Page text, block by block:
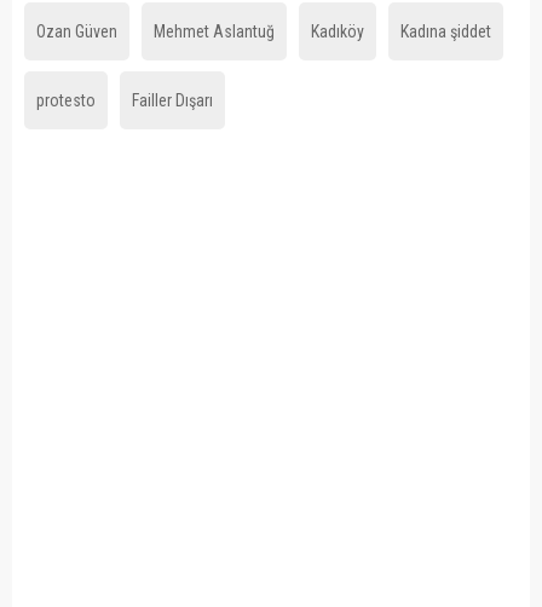
Ozan Güven Mehmet Aslantuğ Kadıköy Kadına şiddet
protesto Failler Dışarı